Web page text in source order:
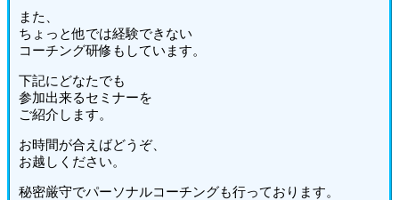
また、
ちょっと他では経験できない
コーチング研修もしています。
下記にどなたでも
参加出来るセミナーを
ご紹介します。
お時間が合えばどうぞ、
お越しください。
秘密厳守でパーソナルコーチングも行っております。